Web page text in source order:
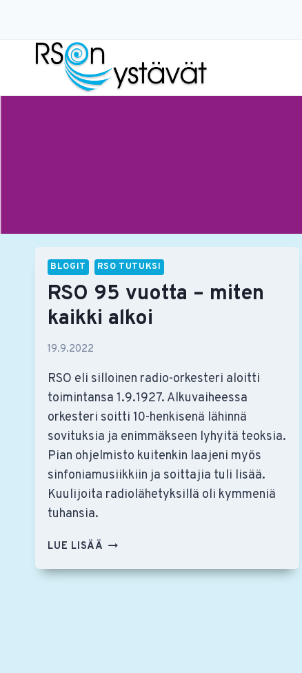
BLOGIT RSO TUTUKSI
RSO 95 vuotta – miten
kaikki alkoi
19.9.2022
RSO eli silloinen radio-orkesteri aloitti
toimintansa 1.9.1927. Alkuvaiheessa
orkesteri soitti 10-henkisenä lähinnä
sovituksia ja enimmäkseen lyhyitä teoksia.
Pian ohjelmisto kuitenkin laajeni myös
sinfoniamusiikkiin ja soittajia tuli lisää.
Kuulijoita radiolähetyksillä oli kymmeniä
tuhansia.
LUE LISÄÄ RSO
VUOTTA